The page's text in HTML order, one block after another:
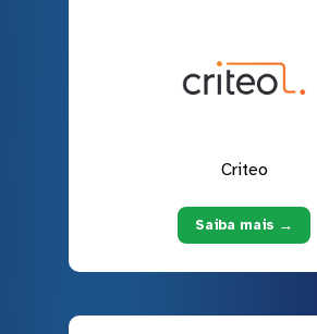
Criteo
Saiba mais →